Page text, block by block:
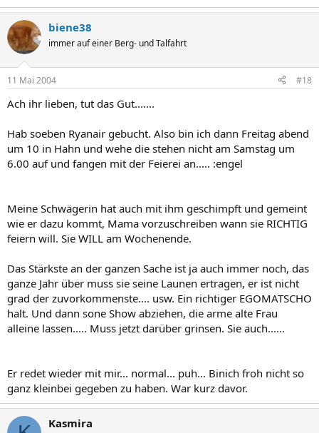
biene38
immer auf einer Berg- und Talfahrt
11 Mai 2004 #18
Ach ihr lieben, tut das Gut.......
Hab soeben Ryanair gebucht. Also bin ich dann Freitag abend
um 10 in Hahn und wehe die stehen nicht am Samstag um
6.00 auf und fangen mit der Feierei an..... :engel
Meine Schwägerin hat auch mit ihm geschimpft und gemeint
wie er dazu kommt, Mama vorzuschreiben wann sie RICHTIG
feiern will. Sie WILL am Wochenende.
Das Stärkste an der ganzen Sache ist ja auch immer noch, das
ganze Jahr über muss sie seine Launen ertragen, er ist nicht
grad der zuvorkommenste.... usw. Ein richtiger EGOMATSCHO
halt. Und dann sone Show abziehen, die arme alte Frau
alleine lassen..... Muss jetzt darüber grinsen. Sie auch......
Er redet wieder mit mir... normal... puh... Binich froh nicht so
ganz kleinbei gegeben zu haben. War kurz davor.
Kasmira